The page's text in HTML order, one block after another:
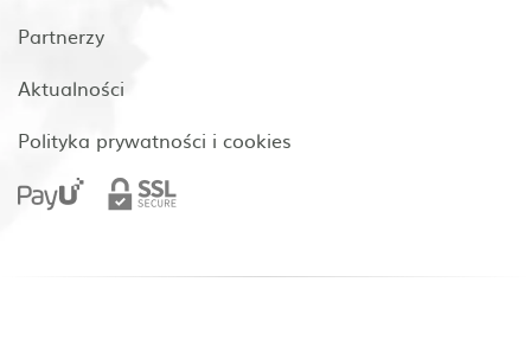
Partnerzy
Aktualności
Polityka prywatności i cookies